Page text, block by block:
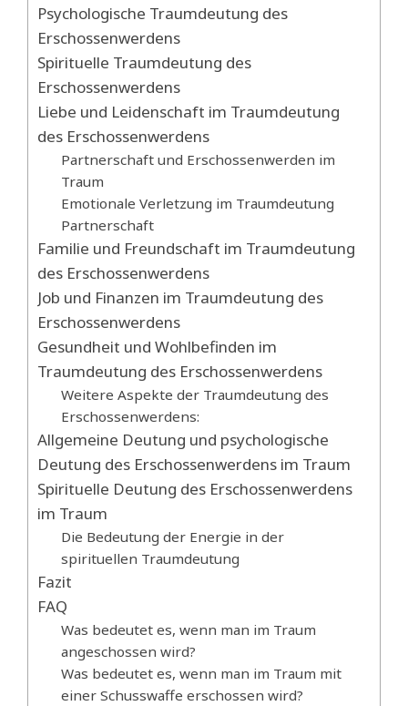
Psychologische Traumdeutung des
Erschossenwerdens
Spirituelle Traumdeutung des
Erschossenwerdens
Liebe und Leidenschaft im Traumdeutung
des Erschossenwerdens
Partnerschaft und Erschossenwerden im
Traum
Emotionale Verletzung im Traumdeutung
Partnerschaft
Familie und Freundschaft im Traumdeutung
des Erschossenwerdens
Job und Finanzen im Traumdeutung des
Erschossenwerdens
Gesundheit und Wohlbefinden im
Traumdeutung des Erschossenwerdens
Weitere Aspekte der Traumdeutung des
Erschossenwerdens:
Allgemeine Deutung und psychologische
Deutung des Erschossenwerdens im Traum
Spirituelle Deutung des Erschossenwerdens
im Traum
Die Bedeutung der Energie in der
spirituellen Traumdeutung
Fazit
FAQ
Was bedeutet es, wenn man im Traum
angeschossen wird?
Was bedeutet es, wenn man im Traum mit
einer Schusswaffe erschossen wird?